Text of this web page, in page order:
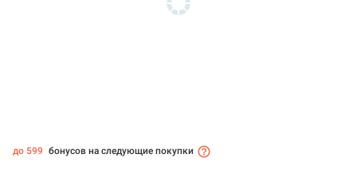
до 599 бонусов на следующие покупки